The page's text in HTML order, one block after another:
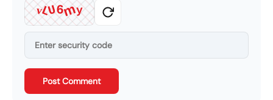
vLU6my
Post Comment